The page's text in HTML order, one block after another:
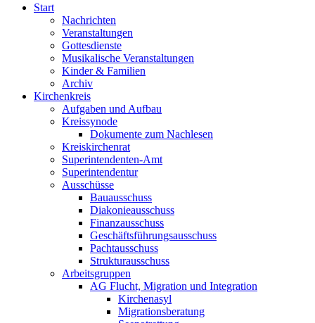
Start
Nachrichten
Veranstaltungen
Gottesdienste
Musikalische Veranstaltungen
Kinder & Familien
Archiv
Kirchenkreis
Aufgaben und Aufbau
Kreissynode
Dokumente zum Nachlesen
Kreiskirchenrat
Superintendenten-Amt
Superintendentur
Ausschüsse
Bauausschuss
Diakonieausschuss
Finanzausschuss
Geschäftsführungsausschuss
Pachtausschuss
Strukturausschuss
Arbeitsgruppen
AG Flucht, Migration und Integration
Kirchenasyl
Migrationsberatung